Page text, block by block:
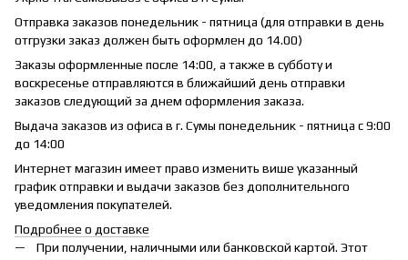
Отправка заказов понедельник - пятница (для отправки в день
отгрузки заказ должен быть оформлен до 14.00)
Заказы оформленные после 14:00, а также в субботу и
воскресенье отправляются в ближайший день отправки
заказов следующий за днем оформления заказа.
Выдача заказов из офиса в г. Сумы понедельник - пятница с 9:00
до 14:00
Интернет магазин имеет право изменить више указанный
график отправки и выдачи заказов без дополнительного
уведомления покупателей.
Подробнее о доставке
При получении, наличными или банковской картой. Этот